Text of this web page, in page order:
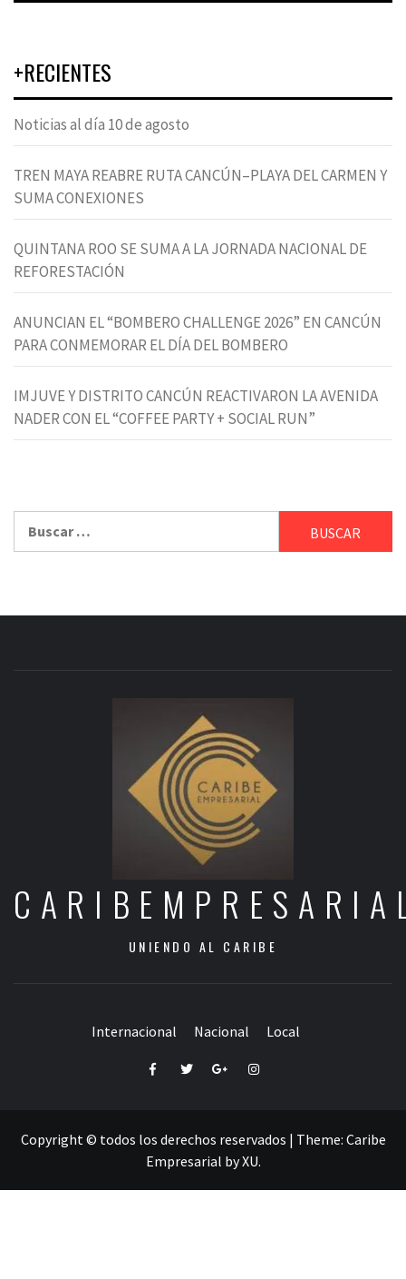
+RECIENTES
Noticias al día 10 de agosto
TREN MAYA REABRE RUTA CANCÚN–PLAYA DEL CARMEN Y
SUMA CONEXIONES
QUINTANA ROO SE SUMA A LA JORNADA NACIONAL DE
REFORESTACIÓN
ANUNCIAN EL “BOMBERO CHALLENGE 2026” EN CANCÚN
PARA CONMEMORAR EL DÍA DEL BOMBERO
IMJUVE Y DISTRITO CANCÚN REACTIVARON LA AVENIDA
NADER CON EL “COFFEE PARTY + SOCIAL RUN”
UNIENDO AL CARIBE
Internacional Nacional Local
FacebookTwitterGoogle+Instagram
Copyright © todos los derechos reservados | Theme: Caribe
Empresarial byXU.